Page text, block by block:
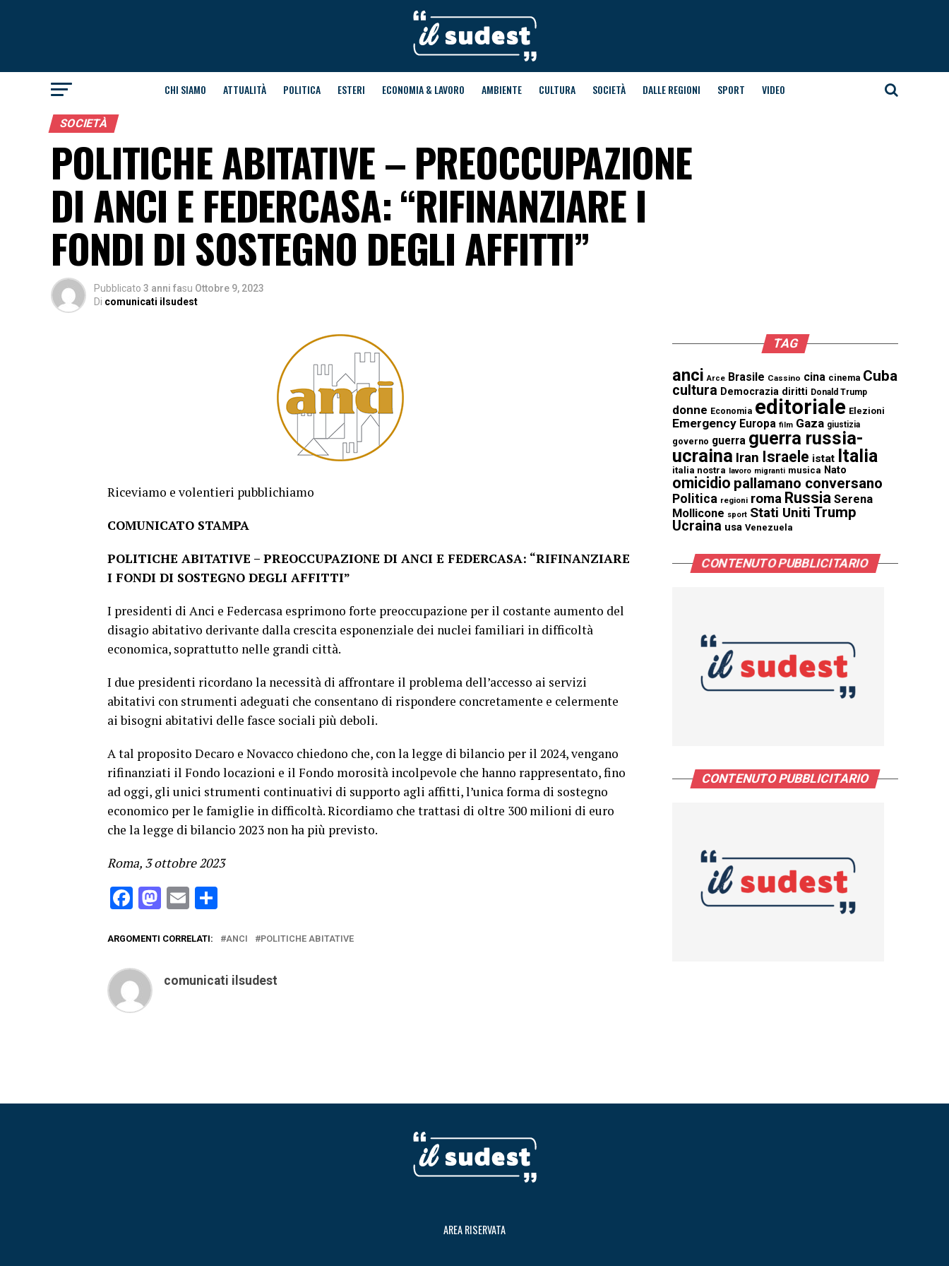
CHI SIAMO ATTUALITÀ POLITICA ESTERI ECONOMIA & LAVORO AMBIENTE CULTURA SOCIETÀ DALLE REGIONI SPORT VIDEO
SOCIETÀ
POLITICHE ABITATIVE – PREOCCUPAZIONE
DI ANCI E FEDERCASA: “RIFINANZIARE I
FONDI DI SOSTEGNO DEGLI AFFITTI”
Pubblicato 3 anni fasu Ottobre 9, 2023
Di comunicati ilsudest
Riceviamo e volentieri pubblichiamo
COMUNICATO STAMPA
POLITICHE ABITATIVE – PREOCCUPAZIONE DI ANCI E FEDERCASA: “RIFINANZIARE
I FONDI DI SOSTEGNO DEGLI AFFITTI”
I presidenti di Anci e Federcasa esprimono forte preoccupazione per il costante aumento del
disagio abitativo derivante dalla crescita esponenziale dei nuclei familiari in difficoltà
economica, soprattutto nelle grandi città.
I due presidenti ricordano la necessità di affrontare il problema dell’accesso ai servizi
abitativi con strumenti adeguati che consentano di rispondere concretamente e celermente
ai bisogni abitativi delle fasce sociali più deboli.
A tal proposito Decaro e Novacco chiedono che, con la legge di bilancio per il 2024, vengano
rifinanziati il Fondo locazioni e il Fondo morosità incolpevole che hanno rappresentato, fino
ad oggi, gli unici strumenti continuativi di supporto agli affitti, l’unica forma di sostegno
economico per le famiglie in difficoltà. Ricordiamo che trattasi di oltre 300 milioni di euro
che la legge di bilancio 2023 non ha più previsto.
Roma, 3 ottobre 2023
Facebook
Mastodon
Email
ARGOMENTI CORRELATI: ANCI POLITICHE ABITATIVE
comunicati ilsudest
TAG
anci Arce Brasile Cassino cina cinema Cuba
cultura Democrazia diritti Donald Trump
donne Economia editoriale Elezioni
Emergency Europa film Gaza giustizia
governo guerra guerra russia-
ucraina Iran Israele istat Italia
italia nostra lavoro migranti musica Nato
omicidio pallamano conversano
Politica regioni roma Russia Serena
Mollicone sport Stati Uniti Trump
Ucraina usa Venezuela
CONTENUTO PUBBLICITARIO
CONTENUTO PUBBLICITARIO
AREA RISERVATA